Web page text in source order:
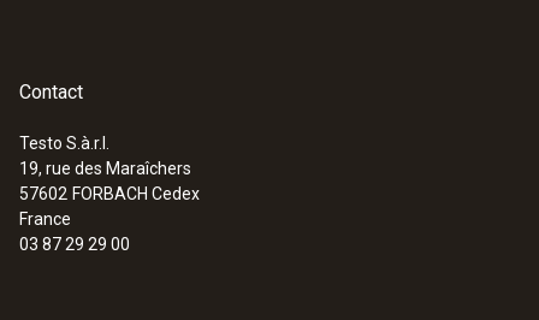
:0555 6621
température et d'humidité
Contact
Testo S.à.r.l.
19, rue des Maraîchers
57602 FORBACH Cedex
France
03 87 29 29 00